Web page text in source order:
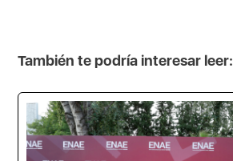
También te podría interesar leer: